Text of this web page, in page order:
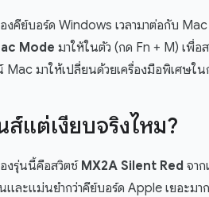
คีย์บอร์ด Windows เวลามาต่อกับ
Mode มาให้ในตัว (กด Fn + M) เพื่
มาให้เปลี่ยนด้วยเครื่องมือพิเศษใ
แต่เงียบจริงไหม?
งรุ่นนี้คือสวิตช์ MX2A Silent Red จา
และแม่นยำกว่าคีย์บอร์ด Apple เยอะม